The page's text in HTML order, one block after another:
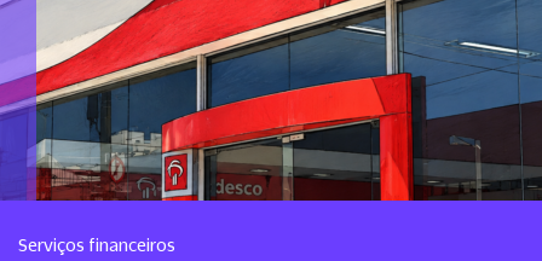
Serviços financeiros